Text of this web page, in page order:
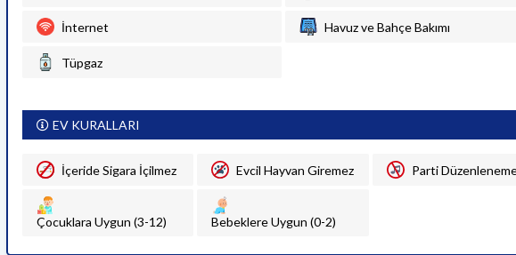
İnternet Havuz ve Bahçe Bakımı
Tüpgaz
EV KURALLARI
İçeride Sigara İçilmez Evcil Hayvan Giremez Parti
Çocuklara Uygun (3-12) Bebeklere Uygun (0-2)